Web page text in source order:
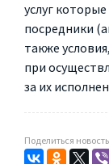
услуг
посредники
также
при
за их
Поделиться